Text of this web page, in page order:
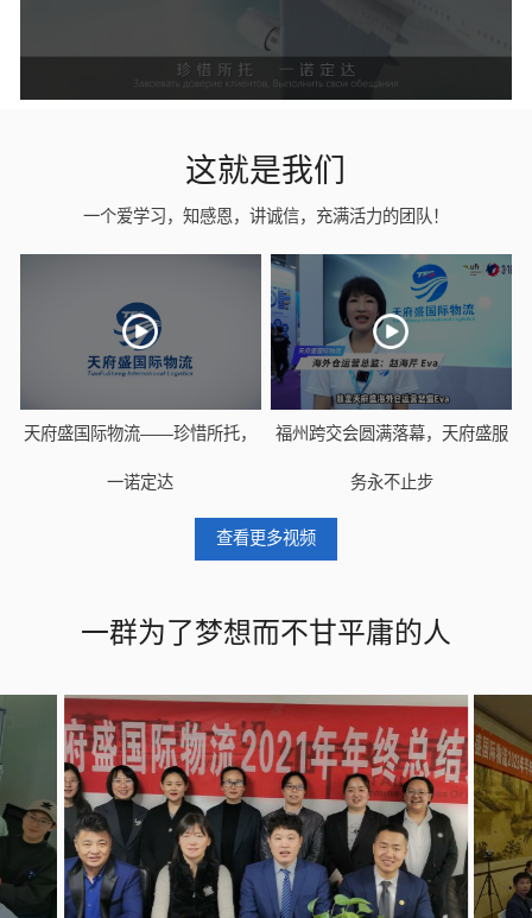
这就是我们
一个爱学习，知感恩，讲诚信，充满活力的团队！
天府盛国际物流——珍惜所托，
一诺定达
福州跨交会圆满落幕，天府盛服
务永不止步
查看更多视频
一群为了梦想而不甘平庸的人